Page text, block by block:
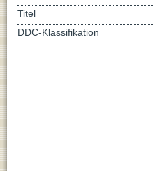
Titel
DDC-Klassifikation